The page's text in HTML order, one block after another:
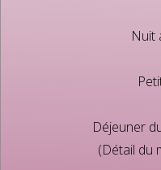
Nuit
Déjeuner
(Détail du